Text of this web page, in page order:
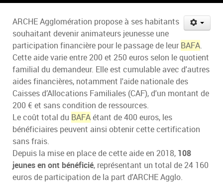
ARCHE Agglomération propose à ses habitants
souhaitant devenir animateurs jeunesse une
participation financière pour le passage de leurBAFA.
Cette aide varie entre 200 et 250 euros selon le quotient
familial du demandeur. Elle est cumulable avec d'autres
aides financières, notamment l'aide nationale des
Caisses d’Allocations Familiales (CAF), d'un montant de
200 € et sans condition de ressources.
Le coût total du BAFAétant de 400 euros, les
bénéficiaires peuvent ainsi obtenir cette certification
sans frais.
Depuis la mise en place de cette aide en 2018, 108
jeunes en ont bénéficié, représentant un total de 24 160
euros de participation de la part d'ARCHE Agglo.